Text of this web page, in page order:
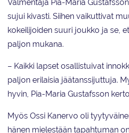
Valmentaja Pia-Maria
sujui kivasti. Siihen vaikuttivat
kokeilijoiden suuri joukko ja se,
paljon mukana.
– Kaikki lapset osallistuivat
paljon erilaisia jäätanssijuttuja.
hyvin, Pia-Maria Gustafsson
Myös Ossi Kanervo oli
hänen mielestään tapahtuman